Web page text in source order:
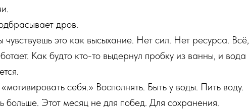
дров.
это как высыхание. Нет сил. Нет ресурса. Всё,
Как будто кто-то выдернул пробку из ванны, и вода
себя.» Восполнять. Быть у воды. Пить воду.
больше. Этот месяц не для побед. Для сохранения.